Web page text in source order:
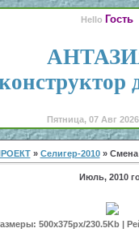
Hello Гость
Пятница, 07 Авг
» Селигер-2010» Смена
Июль, 2010
500x375px/230.5Kb |